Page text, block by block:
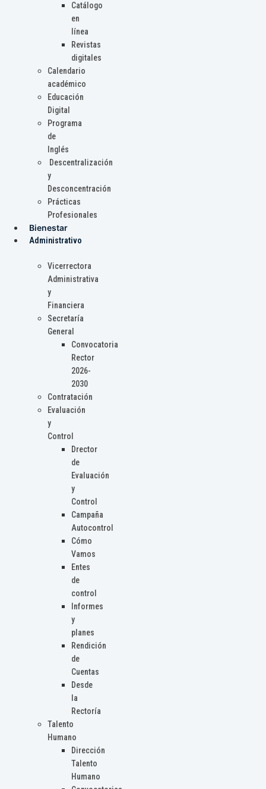
Catálogo
en
línea
Revistas
digitales
Calendario
académico
Educación
Digital
Programa
de
Inglés
Descentralización
y
Desconcentración
Prácticas
Profesionales
Bienestar
Administrativo
Vicerrectora
Administrativa
y
Financiera
Secretaría
General
Convocatoria
Rector
2026-
2030
Contratación
Evaluación
y
Control
Drector
de
Evaluación
y
Control
Campaña
Autocontrol
Cómo
Vamos
Entes
de
control
Informes
y
planes
Rendición
de
Cuentas
Desde
la
Rectoría
Talento
Humano
Dirección
Talento
Humano